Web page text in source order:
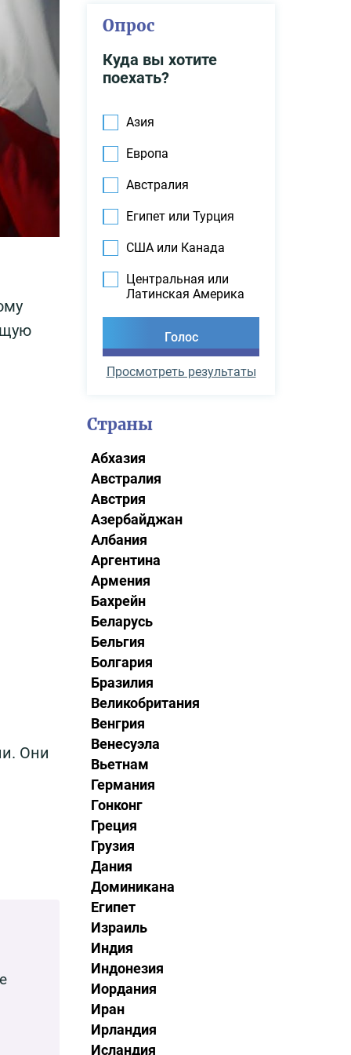
Они
Опрос
Куда вы хотите
поехать?
Азия
Европа
Австралия
Египет или Турция
США или Канада
Центральная или
Латинская Америка
Просмотреть результаты
Страны
Абхазия
Австралия
Австрия
Азербайджан
Албания
Аргентина
Армения
Бахрейн
Беларусь
Бельгия
Болгария
Бразилия
Великобритания
Венгрия
Венесуэла
Вьетнам
Германия
Гонконг
Греция
Грузия
Дания
Доминикана
Египет
Израиль
Индия
Индонезия
Иордания
Иран
Ирландия
Исландия